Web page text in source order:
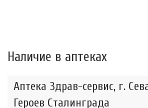
Наличие в аптеках
Аптека Здрав-сервис, г.
Героев Сталинграда